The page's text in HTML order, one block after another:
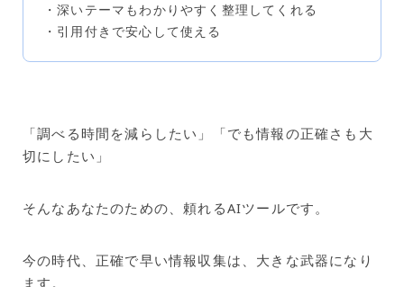
・深いテーマもわかりやすく整理してくれる
・引用付きで安心して使える
「調べる時間を減らしたい」「でも情報の正確さも大
切にしたい」
そんなあなたのための、頼れるAIツールです。
今の時代、正確で早い情報収集は、大きな武器になり
ます。